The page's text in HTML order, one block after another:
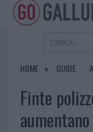
HOME GUIDE
Finte